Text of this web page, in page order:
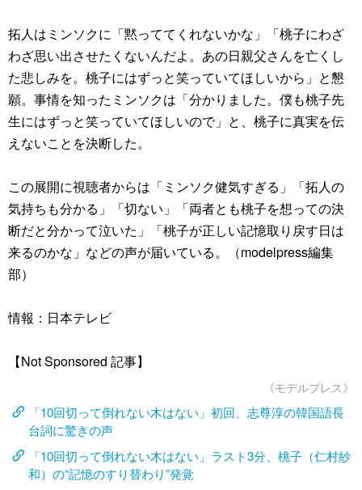
拓人はミンソクに「黙っててくれないかな」「桃子にわざ
わざ思い出させたくないんだよ。あの日親父さんを亡くし
た悲しみを。桃子にはずっと笑っていてほしいから」と懇
願。事情を知ったミンソクは「分かりました。僕も桃子先
生にはずっと笑っていてほしいので」と、桃子に真実を伝
えないことを決断した。
この展開に視聴者からは「ミンソク健気すぎる」「拓人の
気持ちも分かる」「切ない」「両者とも桃子を想っての決
断だと分かって泣いた」「桃子が正しい記憶取り戻す日は
来るのかな」などの声が届いている。（modelpress編集
部）
情報：日本テレビ
【Not Sponsored 記事】
《モデルプレス》
「10回切って倒れない木はない」初回、志尊淳の韓国語長
台詞に驚きの声
「10回切って倒れない木はない」ラスト3分、桃子（仁村紗
和）の“記憶のすり替わり”発覚